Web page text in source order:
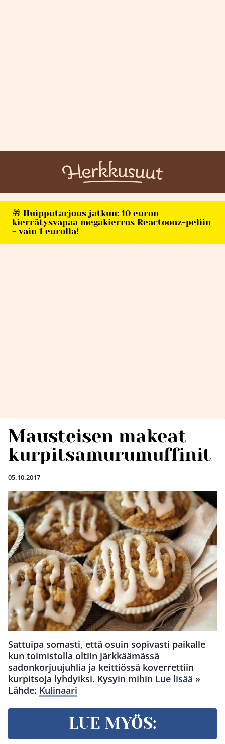
🎁 Huipputarjous jatkuu: 10 euron
kierrätysvapaa megakierros Reactoonz-peliin
- vain 1 eurolla!
Mausteisen makeat
kurpitsamurumuffinit
05.10.2017
Sattuipa somasti, että osuin sopivasti paikalle
kun toimistolla oltiin järkkäämässä
sadonkorjuujuhlia ja keittiössä koverrettiin
kurpitsoja lyhdyiksi. Kysyin mihin Lue lisää »
Lähde: Kulinaari
LUE MYÖS: